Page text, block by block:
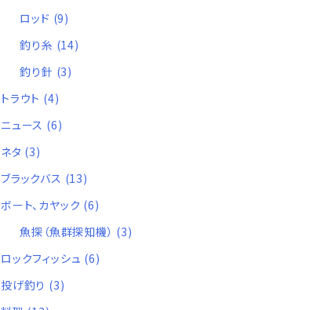
ロッド (9)
釣り糸 (14)
釣り針 (3)
トラウト (4)
ニュース (6)
ネタ (3)
ブラックバス (13)
ボート、カヤック (6)
魚探（魚群探知機） (3)
ロックフィッシュ (6)
投げ釣り (3)